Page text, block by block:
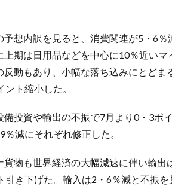
予想内訳を見ると、消費関連が5・6
上期は日用品などを中心に10％近い
反動もあり、小幅な落ち込みにとど
ト縮小した。
備投資や輸出の不振で7月より0・3ポ
％減にそれぞれ修正した。
貨物も世界経済の大幅減速に伴い輸
引き下げた。輸入は2・6％減と不振